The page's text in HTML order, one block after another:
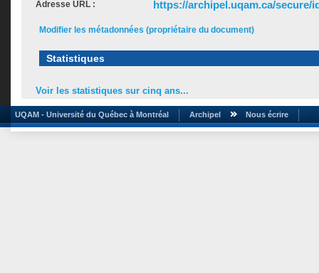
Adresse URL : https://archipel.uqam.ca/secure/
Modifier les métadonnées (propriétaire du document)
Statistiques
Voir les statistiques sur cinq ans...
UQAM - Université du Québec à Montréal Archipel Nous écrire